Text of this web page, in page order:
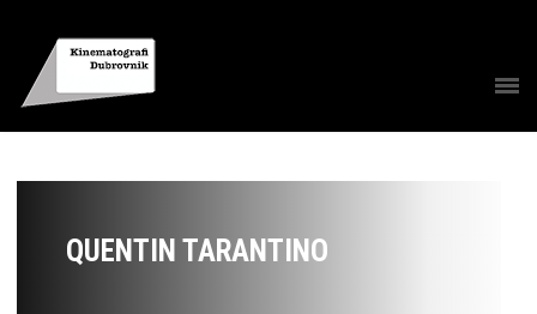
QUENTIN TARANTINO